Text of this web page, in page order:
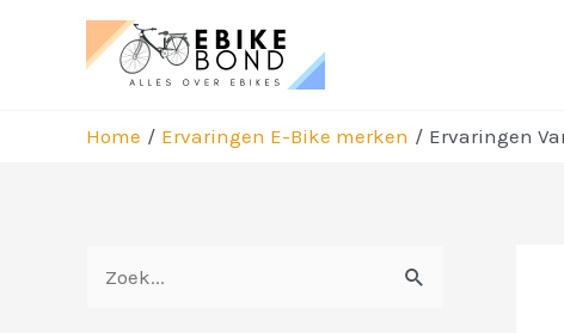
Home Ervaringen E-Bike merken Ervaringen